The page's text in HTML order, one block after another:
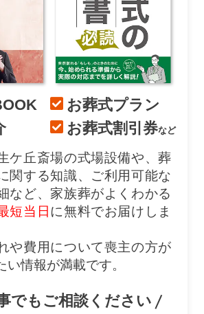
お葬式プラン
お葬式割引券など
ケ丘斎場の式場設備や、葬
関する知識、ご利用可能な
など、家族葬がよくわかる
短当日 に無料でお届けしま
や費用について喪主の方が
い情報が満載です。
でもご相談ください